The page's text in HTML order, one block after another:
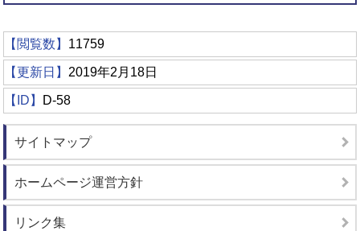
【閲覧数】 11759
【更新日】 2019年2月18日
【ID】 D-58
サイトマップ
ホームページ運営方針
リンク集